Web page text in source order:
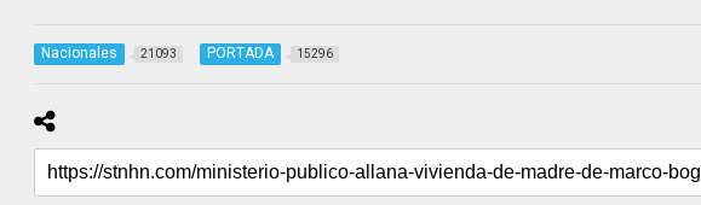
Nacionales 21093 PORTADA 15296